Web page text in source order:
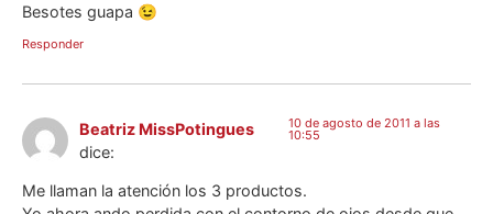
Besotes guapa 😉
Responder
Beatriz MissPotingues
dice:
10 de agosto de 2011 a las
10:55
Me llaman la atención los 3 productos.